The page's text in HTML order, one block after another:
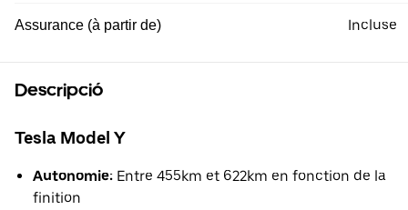
Assurance (à partir de) Incluse
Descripció
Tesla Model Y
Autonomie: Entre 455km et 622km en fonction de la
finition